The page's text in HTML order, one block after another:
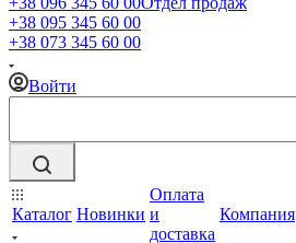
+38 095 345 60 00
+38 073 345 60 00
Войти
Каталог Новинки
Оплата
и
доставка
Компания